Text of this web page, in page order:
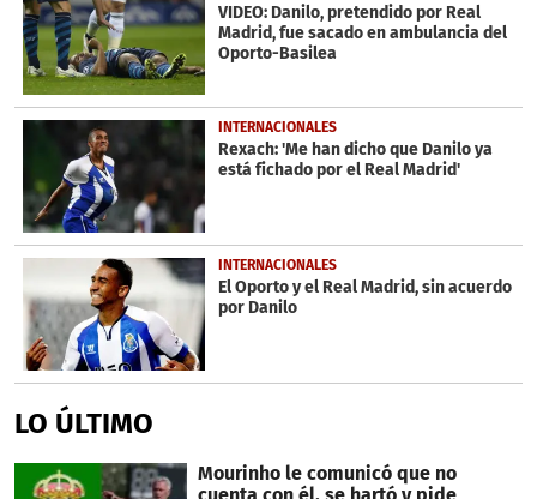
VIDEO: Danilo, pretendido por Real
Madrid, fue sacado en ambulancia del
Oporto-Basilea
INTERNACIONALES
Rexach: 'Me han dicho que Danilo ya
está fichado por el Real Madrid'
INTERNACIONALES
El Oporto y el Real Madrid, sin acuerdo
por Danilo
LO ÚLTIMO
Mourinho le comunicó que no